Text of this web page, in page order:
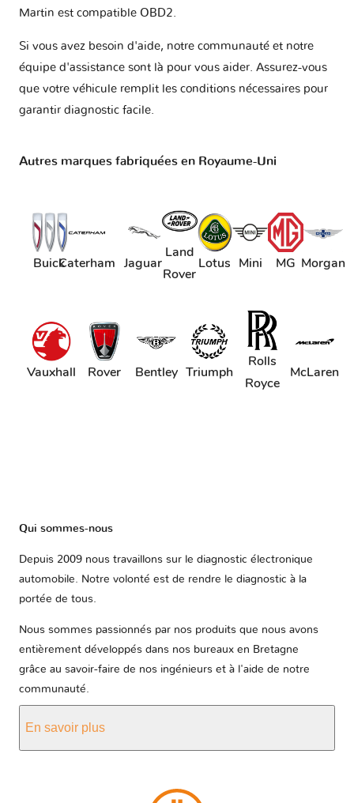
Martin est compatible OBD2
Si vous avez besoin d'aide, notre communauté et notre
équipe d'assistance sont là pour vous aider. Assurez-vous
que votre véhicule remplit les conditions nécessaires pour
garantir diagnostic facile.
Autres marques fabriquées en Royaume-Uni
BuickCaterham Jaguar
Land
Rover
Lotus Mini MG Morgan
Vauxhall Rover Bentley Triumph
Rolls
Royce
McLaren
Qui sommes-nous
Depuis 2009 nous travaillons sur le diagnostic électronique
automobile. Notre volonté est de rendre le diagnostic à la
portée de tous.
Nous sommes passionnés par nos produits que nous avons
entièrement développés dans nos bureaux en Bretagne
grâce au savoir-faire de nos ingénieurs et à l'aide de notre
communauté.
En savoir plus